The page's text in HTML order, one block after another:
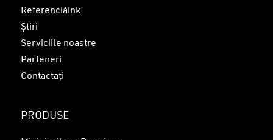
Referenciáink
Știri
Serviciile noastre
Parteneri
Contactați
PRODUSE